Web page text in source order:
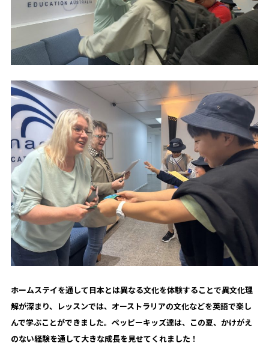
ホームステイを通して日本とは異なる文化を体験することで異文化理
解が深まり、レッスンでは、オーストラリアの文化などを英語で楽し
んで学ぶことができました。ペッピーキッズ達は、この夏、かけがえ
のない経験を通して大きな成長を見せてくれました！